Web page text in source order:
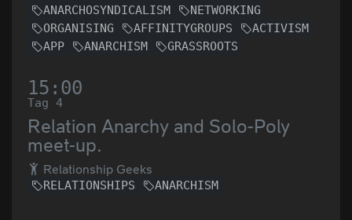
ANARCHOSYNDICALISM
NETWORKING
ORGANISING
AFFINITYGROUPS
ACTIVISM
APP
ANARCHISM GRASSROOTS
15:00
Tag 4
Relation Anarchy and Solo-Poly
meet-up.
Relationship Geeks
RELATIONSHIPS ANARCHISM